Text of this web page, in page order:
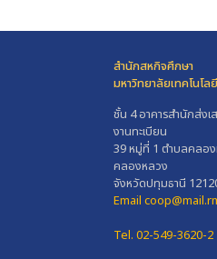
สำนักสหกิจศึกษา
มหาวิทยาลัยเทคโนโ
ชั้น 4 อาคารสำนักส่งเ
งานทะเบียน
39 หมู่ที่ 1 ตำบลคลอง
คลองหลวง
จังหวัดปทุมธานี
Email
Tel. 02-549-3620-2